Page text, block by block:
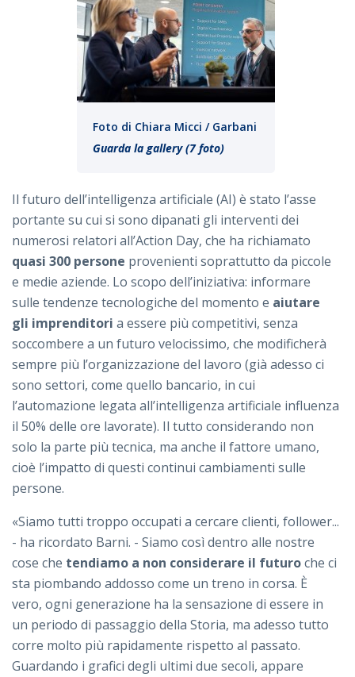
Foto di Chiara Micci / Garbani
Guarda la gallery (7 foto)
Il futuro dell’intelligenza artificiale (AI) è stato l’asse
portante su cui si sono dipanati gli interventi dei
numerosi relatori all’Action Day, che ha richiamato
quasi 300 persone provenienti soprattutto da piccole
e medie aziende. Lo scopo dell’iniziativa: informare
sulle tendenze tecnologiche del momento e aiutare
gli imprenditori a essere più competitivi, senza
soccombere a un futuro velocissimo, che modificherà
sempre più l’organizzazione del lavoro (già adesso ci
sono settori, come quello bancario, in cui
l’automazione legata all’intelligenza artificiale influenza
il 50% delle ore lavorate). Il tutto considerando non
solo la parte più tecnica, ma anche il fattore umano,
cioè l’impatto di questi continui cambiamenti sulle
persone.
«Siamo tutti troppo occupati a cercare clienti, follower...
- ha ricordato Barni. - Siamo così dentro alle nostre
cose che tendiamo a non considerare il futuroche ci
sta piombando addosso come un treno in corsa. È
vero, ogni generazione ha la sensazione di essere in
un periodo di passaggio della Storia, ma adesso tutto
corre molto più rapidamente rispetto al passato.
Guardando i grafici degli ultimi due secoli, appare